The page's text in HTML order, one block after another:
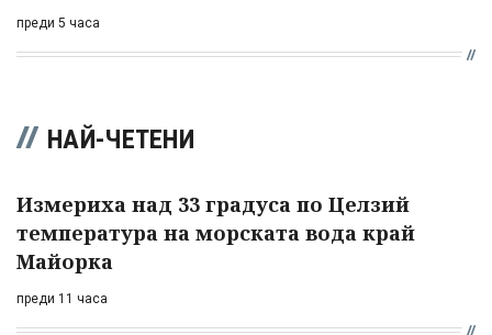
преди 5 часа
НАЙ-ЧЕТЕНИ
Измериха над 33 градуса по Целзий
температура на морската вода край
Майорка
преди 11 часа